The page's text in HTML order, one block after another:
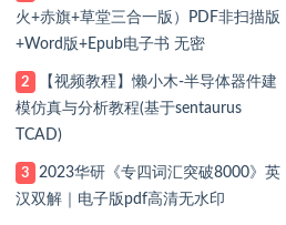
火+赤旗+草堂三合一版）PDF非扫描版
+Word版+Epub电子书 无密
2
【视频教程】懒小木-半导体器件建
模仿真与分析教程(基于sentaurus
TCAD)
3
2023华研《专四词汇突破8000》英
汉双解｜电子版pdf高清无水印